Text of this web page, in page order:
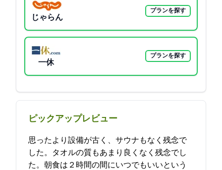
じゃらん
プランを探す
一休
プランを探す
ピックアップレビュー
思ったより設備が古く、サウナもなく残念で
した。タオルの質もあまり良くなく残念でし
た。朝食は２時間の間にいつでもいいという